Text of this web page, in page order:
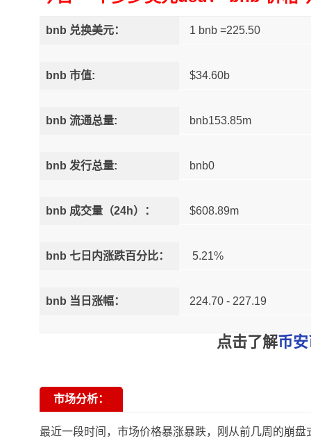
bnb 兑换美元： 1 bnb =225.50
bnb 市值: $34.60b
bnb 流通总量: bnb153.85m
bnb 发行总量: bnb0
bnb 成交量（24h）： $608.89m
bnb 七日内涨跌百分比： 5.21%
bnb 当日涨幅： 224.70 - 227.19
点击了解币
市场分析：
最近一段时间，市场价格暴涨暴跌，刚从前几周的崩